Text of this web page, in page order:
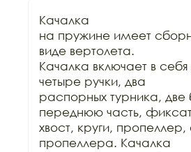
Качалка
на пружине имеет
виде вертолета.
Качалка включает в
четыре ручки, два
распорных турника, две
переднюю часть,
хвост, круги,
пропеллера. Качалка